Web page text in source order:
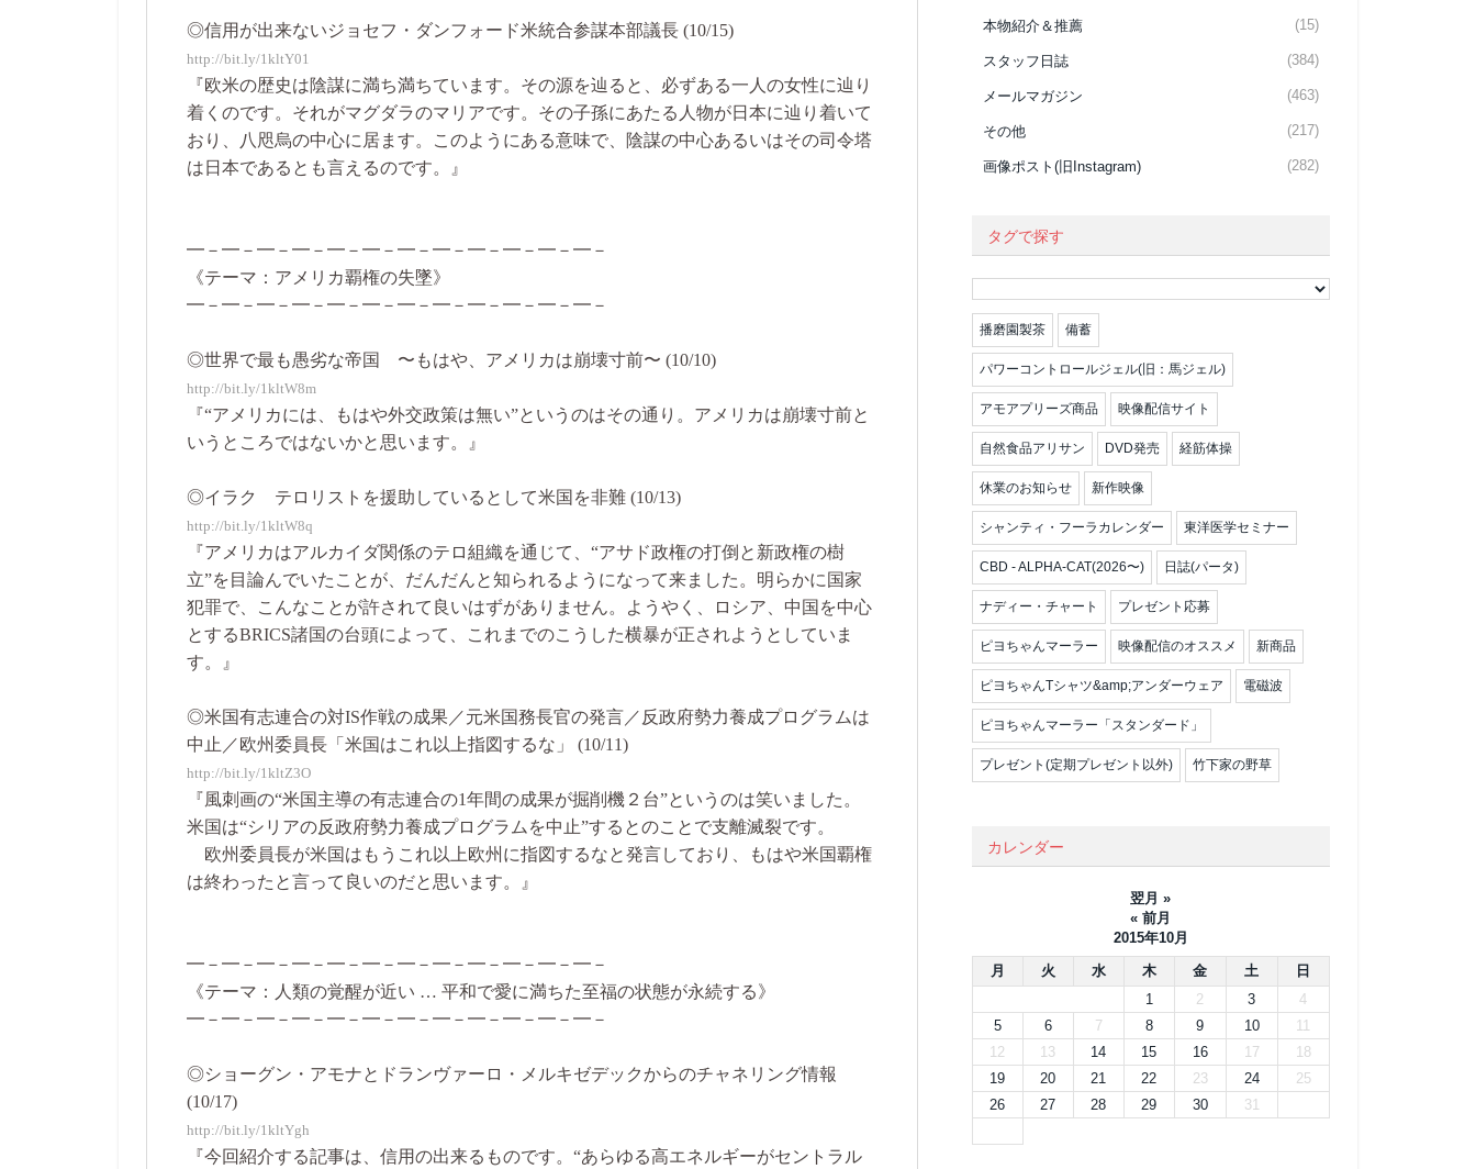
◎信用が出来ないジョセフ・ダンフォード米統合参謀本部議長 (10/15)
http://bit.ly/1kltY01
『欧米の歴史は陰謀に満ち満ちています。その源を辿ると、必ずある一人の女性に辿り
着くのです。それがマグダラのマリアです。その子孫にあたる人物が日本に辿り着いて
おり、八咫烏の中心に居ます。このようにある意味で、陰謀の中心あるいはその司令塔
は日本であるとも言えるのです。』
━－━－━－━－━－━－━－━－━－━－━－━－
《テーマ：アメリカ覇権の失墜》
━－━－━－━－━－━－━－━－━－━－━－━－
◎世界で最も愚劣な帝国 〜もはや、アメリカは崩壊寸前〜 (10/10)
http://bit.ly/1kltW8m
『“アメリカには、もはや外交政策は無い”というのはその通り。アメリカは崩壊寸前と
いうところではないかと思います。』
◎イラク テロリストを援助しているとして米国を非難 (10/13)
http://bit.ly/1kltW8q
『アメリカはアルカイダ関係のテロ組織を通じて、“アサド政権の打倒と新政権の樹
立”を目論んでいたことが、だんだんと知られるようになって来ました。明らかに国家
犯罪で、こんなことが許されて良いはずがありません。ようやく、ロシア、中国を中心
とするBRICS諸国の台頭によって、これまでのこうした横暴が正されようとしていま
す。』
◎米国有志連合の対IS作戦の成果／元米国務長官の発言／反政府勢力養成プログラムは
中止／欧州委員長「米国はこれ以上指図するな」 (10/11)
http://bit.ly/1kltZ3O
『風刺画の“米国主導の有志連合の1年間の成果が掘削機２台”というのは笑いました。
米国は“シリアの反政府勢力養成プログラムを中止”するとのことで支離滅裂です。
欧州委員長が米国はもうこれ以上欧州に指図するなと発言しており、もはや米国覇権
は終わったと言って良いのだと思います。』
━－━－━－━－━－━－━－━－━－━－━－━－
《テーマ：人類の覚醒が近い … 平和で愛に満ちた至福の状態が永続する》
━－━－━－━－━－━－━－━－━－━－━－━－
◎ショーグン・アモナとドランヴァーロ・メルキゼデックからのチャネリング情報
(10/17)
http://bit.ly/1kltYgh
『今回紹介する記事は、信用の出来るものです。“あらゆる高エネルギーがセントラル
本物紹介＆推薦 (15)
スタッフ日誌 (384)
メールマガジン (463)
その他 (217)
画像ポスト(旧Instagram) (282)
タグで探す
播磨園製茶 備蓄
パワーコントロールジェル(旧：馬ジェル)
アモアプリーズ商品 映像配信サイト
自然食品アリサン DVD発売 経筋体操
休業のお知らせ 新作映像
シャンティ・フーラカレンダー 東洋医学セミナー
CBD - ALPHA-CAT(2026〜) 日誌(パータ)
ナディー・チャート プレゼント応募
ピヨちゃんマーラー 映像配信のオススメ 新商品
ピヨちゃんTシャツ&amp;アンダーウェア 電磁波
ピヨちゃんマーラー「スタンダード」
プレゼント(定期プレゼント以外) 竹下家の野草
カレンダー
翌月 »
« 前月
2015年10月
月
火 水 木 金 土
日
1
2 3
4
5
6 7 8 9 10
11
12
13 14 15 16 17
18
19
20 21 22 23 24
25
26
27 28 29 30 31